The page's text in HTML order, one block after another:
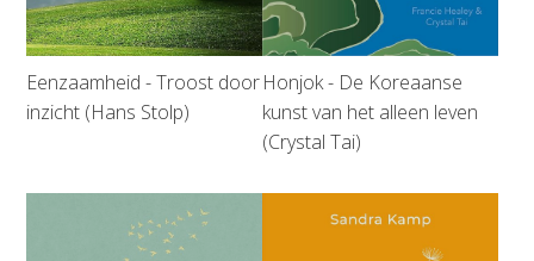
Eenzaamheid - Troost door
inzicht (Hans Stolp)
Honjok - De Koreaanse
kunst van het alleen leven
(Crystal Tai)